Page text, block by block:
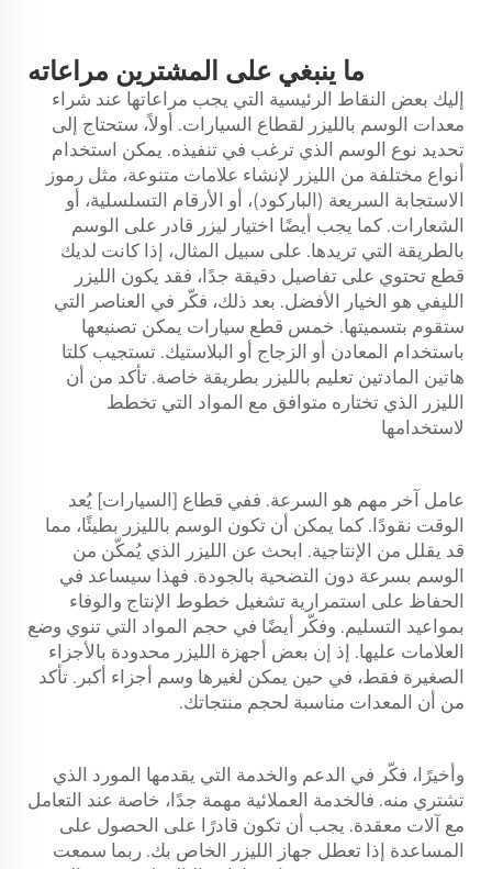
ما ينبغي على المشترين مراعاته
إليك بعض النقاط الرئيسية التي يجب مراعاتها عند شراء
معدات الوسم بالليزر لقطاع السيارات. أولاً، ستحتاج إلى
تحديد نوع الوسم الذي ترغب في تنفيذه. يمكن استخدام
أنواع مختلفة من الليزر لإنشاء علامات متنوعة، مثل رموز
الاستجابة السريعة (الباركود)، أو الأرقام التسلسلية، أو
الشعارات. كما يجب أيضًا اختيار ليزر قادر على الوسم
بالطريقة التي تريدها. على سبيل المثال، إذا كانت لديك
قطع تحتوي على تفاصيل دقيقة جدًا، فقد يكون الليزر
الليفي هو الخيار الأفضل. بعد ذلك، فكّر في العناصر التي
ستقوم بتسميتها. خمس قطع سيارات يمكن تصنيعها
باستخدام المعادن أو الزجاج أو البلاستيك. تستجيب كلتا
هاتين المادتين تعليم بالليزر بطريقة خاصة. تأكد من أن
الليزر الذي تختاره متوافق مع المواد التي تخطط
لاستخدامها
عامل آخر مهم هو السرعة. ففي قطاع [السيارات] يُعد
الوقت نقودًا. كما يمكن أن تكون الوسم بالليزر بطيئًا، مما
قد يقلل من الإنتاجية. ابحث عن الليزر الذي يُمكّن من
الوسم بسرعة دون التضحية بالجودة. فهذا سيساعد في
الحفاظ على استمرارية تشغيل خطوط الإنتاج والوفاء
بمواعيد التسليم. وفكّر أيضًا في حجم المواد التي تنوي وضع
العلامات عليها. إذ إن بعض أجهزة الليزر محدودة بالأجزاء
الصغيرة فقط، في حين يمكن لغيرها وسم أجزاء أكبر. تأكد
من أن المعدات مناسبة لحجم منتجاتك.
وأخيرًا، فكّر في الدعم والخدمة التي يقدمها المورد الذي
تشتري منه. فالخدمة العملائية مهمة جدًا، خاصة عند التعامل
مع آلات معقدة. يجب أن تكون قادرًا على الحصول على
المساعدة إذا تعطل جهاز الليزر الخاص بك. ربما سمعت